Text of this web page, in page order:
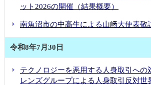
ット2026の開催（結果概要）
南魚沼市の中高生による山﨑大使表敬
令和8年7月30日
テクノロジーを悪用する人身取引への
レンズグループによる人身取引反対世